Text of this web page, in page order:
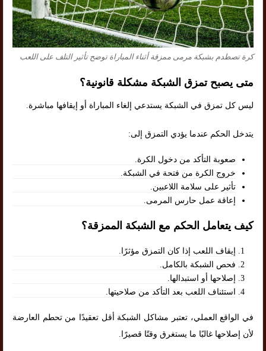
كرة تصطدم بشبكة مرمى ممزقة أثناء المباراة توضح تأثير التلف على اللعب
متى يصبح تمزق الشبكة مشكلة قانونية؟
ليس كل تمزق في الشبكة يستدعي إلغاء المباراة أو إيقافها مباشرة.
يتدخل الحكم عندما يؤدي التمزق إلى:
صعوبة التأكد من دخول الكرة.
خروج الكرة من فتحة في الشبكة.
تأثير على سلامة اللاعبين.
إعاقة عمل حارس المرمى.
كيف يتعامل الحكم مع الشبكة الممزقة؟
إيقاف اللعب إذا كان التمزق مؤثرًا.
فحص الشبكة بالكامل.
إصلاحها أو استبدالها.
استئناف اللعب بعد التأكد من صلاحيتها.
في الواقع العملي، تعتبر مشاكل الشبكة أقل تعقيدًا من تحطم العارضة
لأن إصلاحها غالبًا ما يستغرق وقتًا قصيرًا.